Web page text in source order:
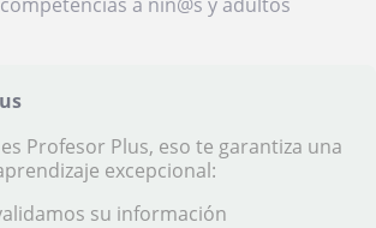
es Profesor Plus, eso te garantiza una
excepcional:
su información